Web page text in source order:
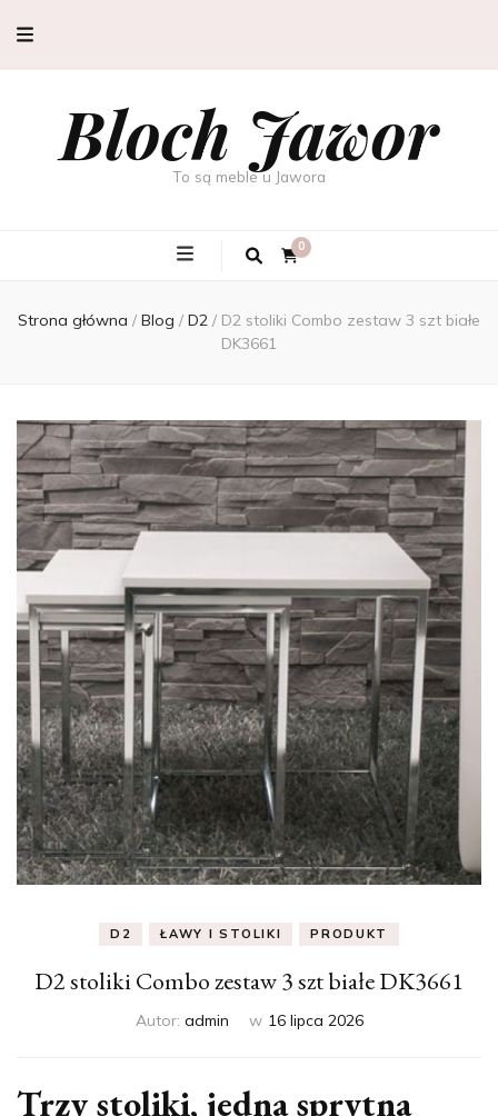
Bloch Jawor
To są meble u Jawora
0
Strona główna / Blog / D2 / D2 stoliki Combo zestaw 3 szt białe
DK3661
D2 ŁAWY I STOLIKI PRODUKT
D2 stoliki Combo zestaw 3 szt białe DK3661
Autor: admin w 16 lipca 2026
Trzy stoliki, jedna sprytna